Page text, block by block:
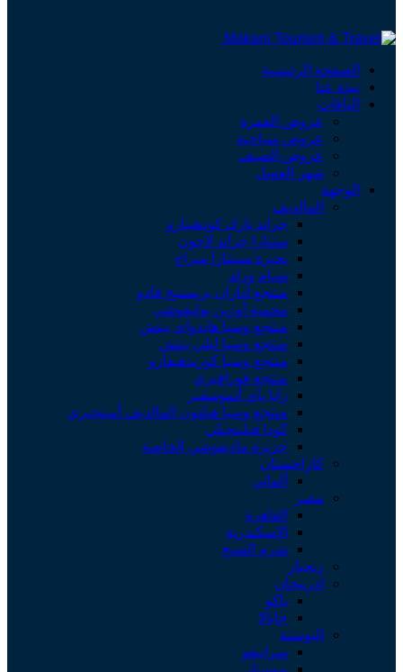
الصفحة الرئيسية
نبذة عنا
الباقات
عروض العمرة
عروض سياحية
عروض الصيف
شهر العسل
الوجهة
المالديف
جراند بارك كودهيبارو
سنتارا جراند لاجون
بحيرة سينتارا ميراج
سيام ورلد
منتجع أداران بريستيج فادو
محمية أوزين بوليفوشي
منتجع وسبا هايدواي بيتش
منتجع وسبا ليلي بيتش
منتجع وسبا كوريدهيفارو
منتجع فورافيري
رايا باي أتموسفير
منتجع وسبا هيلتون المالديف أمينجيري
كودا فيلينجيلي
جزيرة ماديفوشي الخاصة
كازاخستان
ألماتي
مصر
القاهرة
الإسكندرية
شرم الشيخ
زنجبار
اذربيجان
باكو
جابالا
البوسنة
سراييفو
موستار